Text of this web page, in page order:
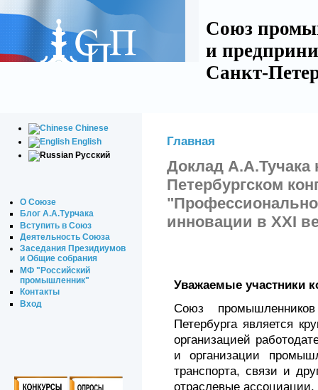
Союз
и
Санкт-
Chinese
English
Русский
О Союзе
Блог А.А.Турчака
Вступить в Союз
Деятельность Союза
Заседания Президиумов
и Общие собрания
МФ "Российский
промышленник"
Контакты
Вход
Главная
Доклад А.А.Тучака
Петербургском
инновации в XXI
Уважаемые участники
Союз
Петербурга является
организацией
и организации
транспорта, связи и
отраслевые